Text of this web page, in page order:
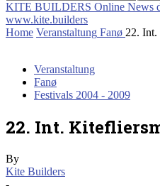
KITE BUILDERS Online News
www.kite.builders
Home Veranstaltung Fanø 22. Int.
Veranstaltung
Fanø
Festivals 2004 - 2009
22. Int.
By
Kite Builders